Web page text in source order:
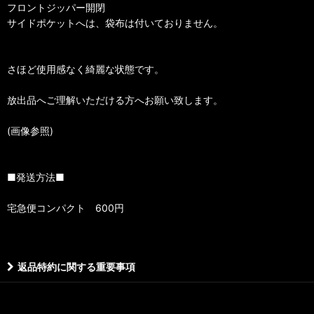
フロントジッパー開閉
サイドポケットへは、袋布は付いておりません。
さほど使用感なく綺麗な状態です。
放出品へご理解いただける方へお願い致します。
(画像参照)
■発送方法■
宅急便コンパクト 600円
返品特約に関する重要事項